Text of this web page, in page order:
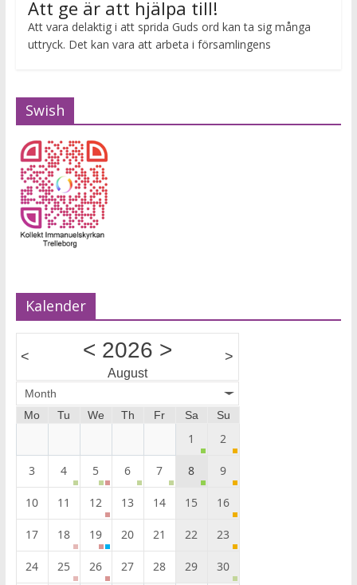
Att ge är att hjälpa till!
Att vara delaktig i att sprida Guds ord kan ta sig många
uttryck. Det kan vara att arbeta i församlingens
Swish
Kalender
< < 2026 >
August
>
Month
Mo
Tu We Th Fr Sa Su
1 2
3 4 5 6 7 8 9
10 11 12 13 14 15 16
17 18 19 20 21 22 23
24 25 26 27 28 29 30